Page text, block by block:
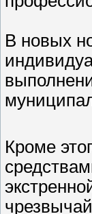
В новых
Кроме